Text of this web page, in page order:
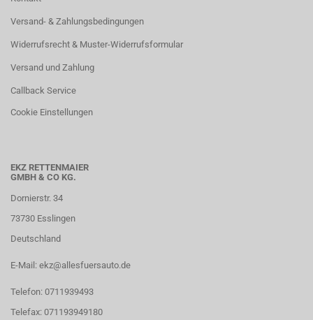
Versand- & Zahlungsbedingungen
Widerrufsrecht & Muster-Widerrufsformular
Versand und Zahlung
Callback Service
Cookie Einstellungen
EKZ RETTENMAIER
GMBH & CO KG.
Dornierstr. 34
73730 Esslingen
Deutschland
E-Mail: ekz@allesfuersauto.de
Telefon: 0711939493
Telefax: 071193949180